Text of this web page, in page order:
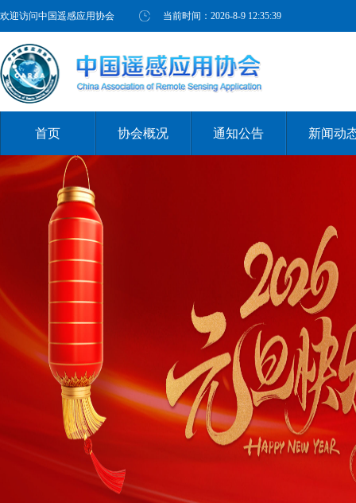
欢迎访问中国遥感应用协会 当前时间： 2026-8-9 12:35:39
首页 协会概况 通知公告 新闻动